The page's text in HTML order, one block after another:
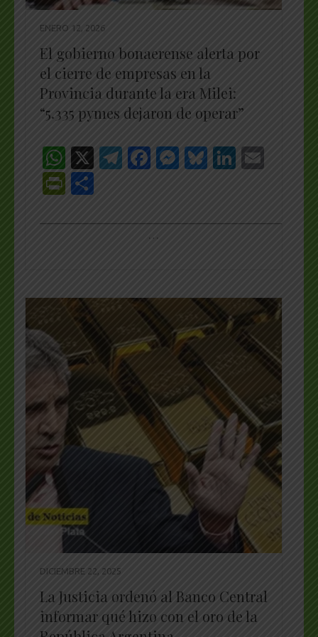
ENERO 12, 2026
El gobierno bonaerense alerta por
el cierre de empresas en la
Provincia durante la era Milei:
“5.335 pymes dejaron de operar”
WhatsApp
X Telegram
Facebook
Messenger
Bluesky
PrintFriendly
…
DICIEMBRE 22, 2025
La Justicia ordenó al Banco Central
informar qué hizo con el oro de la